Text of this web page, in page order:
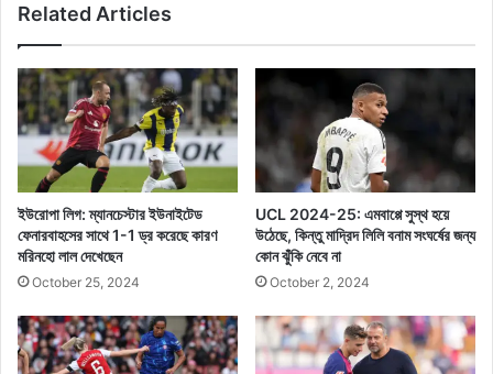
Related Articles
ইউরোপা লিগ: ম্যানচেস্টার ইউনাইটেড
ফেনারবাহসের সাথে 1-1 ড্র করেছে কারণ
মরিনহো লাল দেখেছেন
October 25, 2024
UCL 2024-25: এমবাপ্পে সুস্থ হয়ে
উঠেছে, কিন্তু মাদ্রিদ লিলি বনাম সংঘর্ষের জন্য
কোন ঝুঁকি নেবে না
October 2, 2024